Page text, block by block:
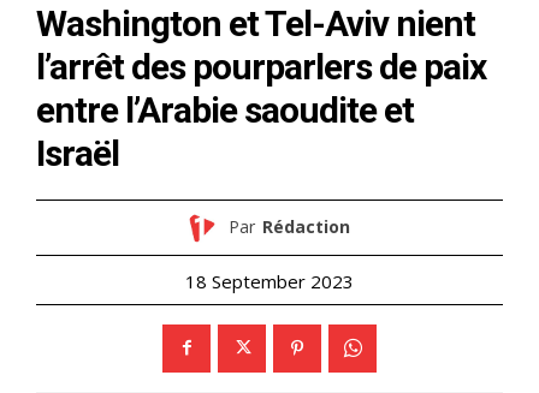
Washington et Tel-Aviv nient
l’arrêt des pourparlers de paix
entre l’Arabie saoudite et
Israël
Par Rédaction
18 September 2023